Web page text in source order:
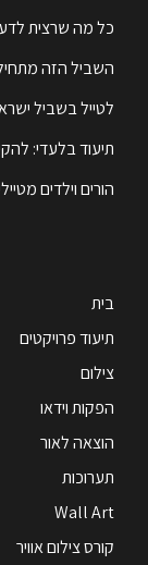
כל מה שרצית
השביל הזה
לטייל בשביל
תיעוד בלעדי: להקים מגדל
הורים וילדים
בית
תיעוד פרויקטים
צילום
הפקות וידאו
הוצאה לאור
תערוכות
Wall Art
קורס צילום אוויר